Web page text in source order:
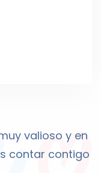
valioso y en
contar contigo